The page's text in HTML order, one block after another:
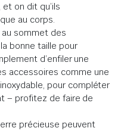
on dit qu’ils
au corps.
au sommet des
bonne taille pour
d’enfiler une
accessoires comme une
pour compléter
– profitez de faire de
précieuse peuvent